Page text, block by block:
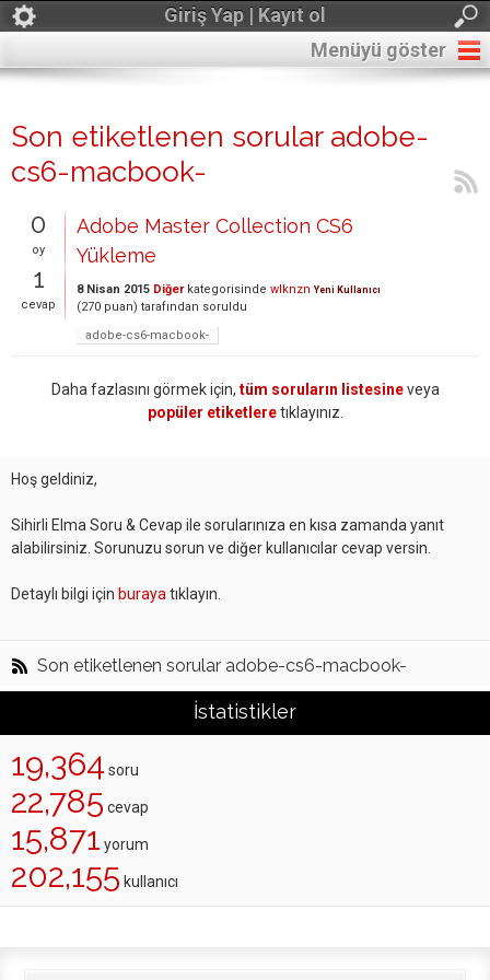
Giriş Yap | Kayıt ol
Menüyü göster
Son etiketlenen sorular adobe-
cs6-macbook-
0
oy
1
cevap
Adobe Master Collection CS6
Yükleme
8 Nisan 2015 Diğerkategorisinde wlknzn Yeni Kullanıcı
(270 puan) tarafından soruldu
adobe-cs6-macbook-
Daha fazlasını görmek için, tüm soruların listesineveya
popüler etiketleretıklayınız.
Hoş geldiniz,
Sihirli Elma Soru & Cevap ile sorularınıza en kısa zamanda yanıt
alabilirsiniz. Sorunuzu sorun ve diğer kullanıcılar cevap versin.
Detaylı bilgi için buraya tıklayın.
Son etiketlenen sorular adobe-cs6-macbook-
İstatistikler
19,364 soru
22,785 cevap
15,871 yorum
202,155 kullanıcı